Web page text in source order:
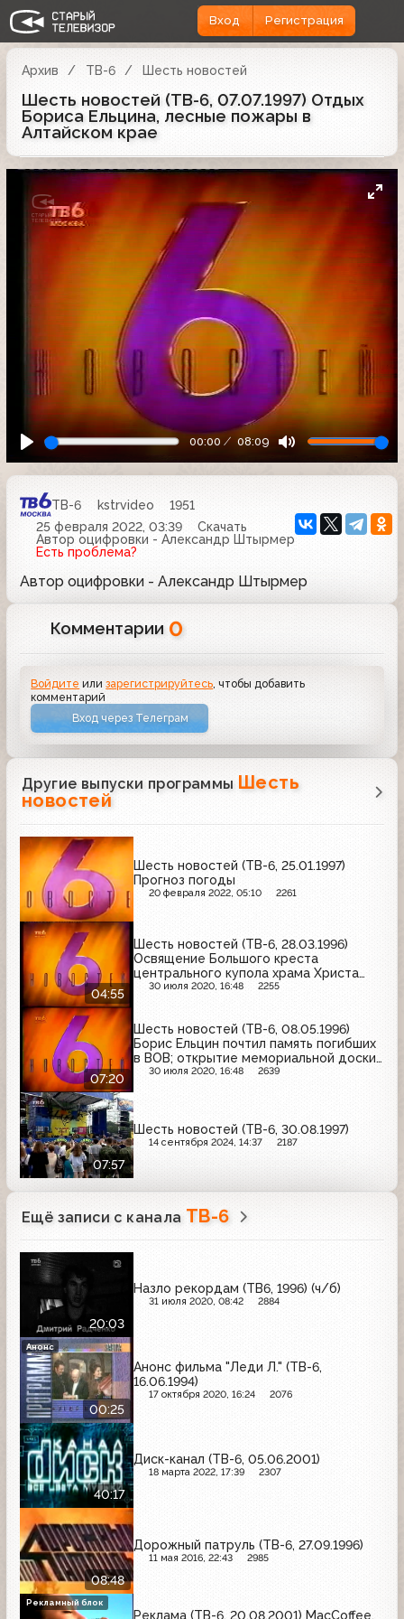
Вход Регистрация
Архив ТВ-6 Шесть новостей
Шесть новостей (ТВ-6, 07.07.1997) Отдых
Бориса Ельцина, лесные пожары в
Алтайском крае
00:00 08:09
ТВ-6 kstrvideo
1951
25 февраля 2022, 03:39
Скачать
Автор оцифровки - Александр Штырмер
Есть проблема?
Автор оцифровки - Александр Штырмер
Комментарии 0
Войдите илизарегистрируйтесь, чтобы добавить
комментарий
Вход через Телеграм
Другие выпуски программы Шесть
новостей
Шесть новостей (ТВ-6, 25.01.1997)
Прогноз погоды
20 февраля 2022, 05:10 2261
04:55
Шесть новостей (ТВ-6, 28.03.1996)
Освящение Большого креста
центрального купола храма Христа
Спасителя; Россия и Киргизия
летнее время
30 июля 2020, 16:48 2255
07:20
Шесть новостей (ТВ-6, 08.05.1996)
Борис Ельцин почтил память погибших
в ВОВ; открытие мемориальной доски
адмирала Кузнецова; ситуация в
30 июля 2020, 16:48 2639
07:57
Шесть новостей (ТВ-6, 30.08.1997)
14 сентября 2024, 14:37 2187
Ещё записи с канала ТВ-6
20:03
Назло рекордам (ТВ6, 1996) (ч/б)
31 июля 2020, 08:42 2884
00:25
Анонс фильма "Леди Л." (ТВ-6,
16.06.1994)
17 октября 2020, 16:24 2076
Анонс
40:17
Диск-канал (ТВ-6, 05.06.2001)
18 марта 2022, 17:39 2307
08:48
Дорожный патруль (ТВ-6, 27.09.1996)
11 мая 2016, 22:43 2985
Реклама (ТВ-6, 20.08.2001) MacCoffee,
Рекламный блок